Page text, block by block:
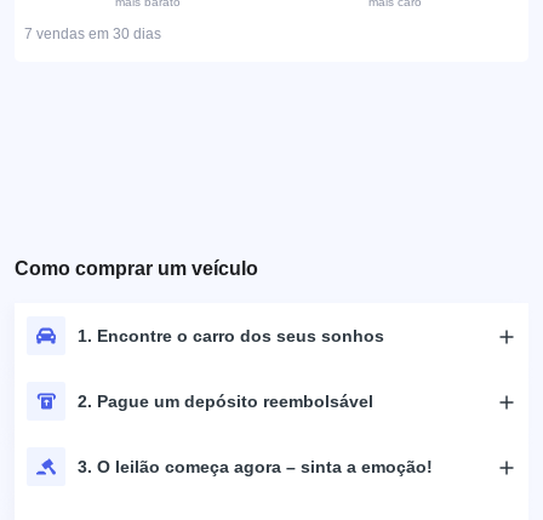
7 vendas em 30 dias
Como comprar um veículo
1. Encontre o carro dos seus sonhos
2. Pague um depósito reembolsável
3. O leilão começa agora – sinta a emoção!